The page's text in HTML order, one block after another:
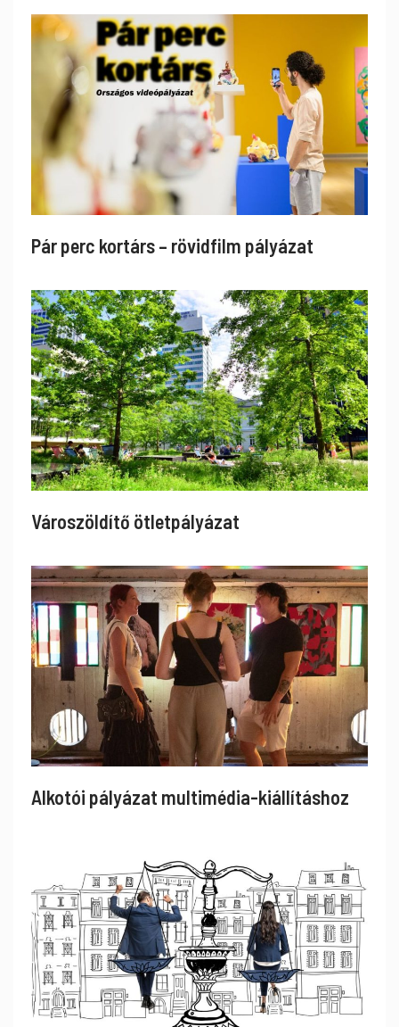
Pár perc kortárs – rövidfilm pályázat
Városzöldítő ötletpályázat
Alkotói pályázat multimédia-kiállításhoz